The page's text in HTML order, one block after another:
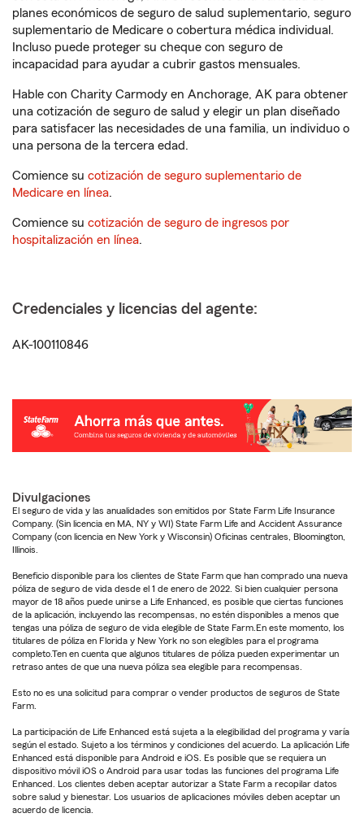
planes económicos de seguro de salud suplementario, seguro
suplementario de Medicare o cobertura médica individual.
Incluso puede proteger su cheque con seguro de
incapacidad para ayudar a cubrir gastos mensuales.
Hable con Charity Carmody en Anchorage, AK para obtener
una cotización de seguro de salud y elegir un plan diseñado
para satisfacer las necesidades de una familia, un individuo o
una persona de la tercera edad.
Comience su cotización de seguro suplementario de
Medicare en línea.
Comience su cotización de seguro de ingresos por
hospitalización en línea.
Credenciales y licencias del agente:
AK-100110846
Divulgaciones
El seguro de vida y las anualidades son emitidos por State Farm Life Insurance
Company. (Sin licencia en MA, NY y WI) State Farm Life and Accident Assurance
Company (con licencia en New York y Wisconsin) Oficinas centrales, Bloomington,
Illinois.
Beneficio disponible para los clientes de State Farm que han comprado una nueva
póliza de seguro de vida desde el 1 de enero de 2022. Si bien cualquier persona
mayor de 18 años puede unirse a Life Enhanced, es posible que ciertas funciones
de la aplicación, incluyendo las recompensas, no estén disponibles a menos que
tengas una póliza de seguro de vida elegible de State Farm.En este momento, los
titulares de póliza en Florida y New York no son elegibles para el programa
completo.Ten en cuenta que algunos titulares de póliza pueden experimentar un
retraso antes de que una nueva póliza sea elegible para recompensas.
Esto no es una solicitud para comprar o vender productos de seguros de State
Farm.
La participación de Life Enhanced está sujeta a la elegibilidad del programa y varía
según el estado. Sujeto a los términos y condiciones del acuerdo. La aplicación Life
Enhanced está disponible para Android e iOS. Es posible que se requiera un
dispositivo móvil iOS o Android para usar todas las funciones del programa Life
Enhanced. Los clientes deben aceptar autorizar a State Farm a recopilar datos
sobre salud y bienestar. Los usuarios de aplicaciones móviles deben aceptar un
acuerdo de licencia.